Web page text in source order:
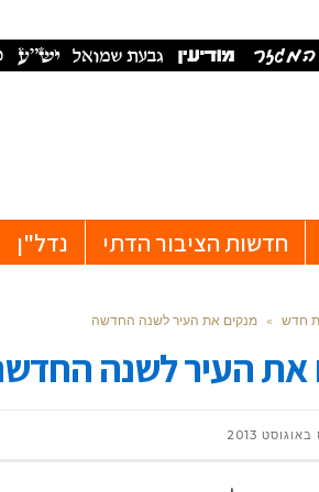
חדשות הציבור הדתי נדל"ן
חדש » מנקים את העיר לשנה החדשה
את העיר לשנה